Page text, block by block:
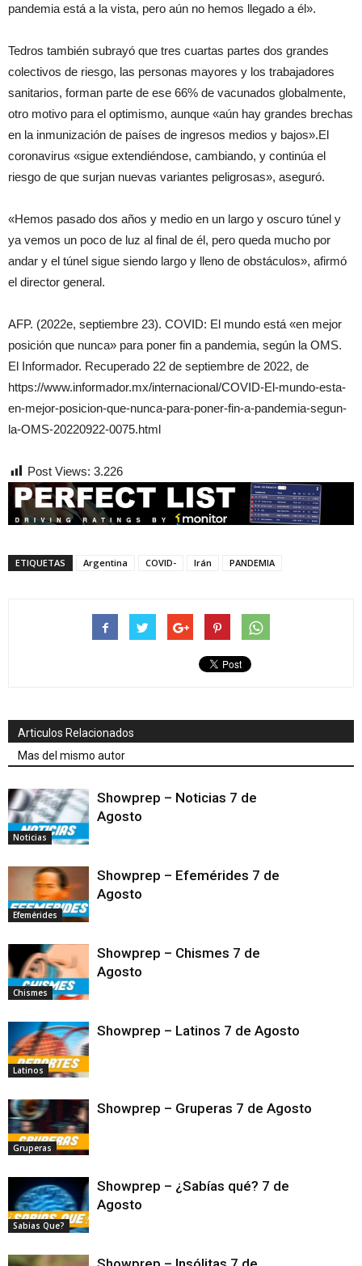
pandemia está a la vista, pero aún no hemos llegado a él».
Tedros también subrayó que tres cuartas partes dos grandes
colectivos de riesgo, las personas mayores y los trabajadores
sanitarios, forman parte de ese 66% de vacunados globalmente,
otro motivo para el optimismo, aunque «aún hay grandes brechas
en la inmunización de países de ingresos medios y bajos».El
coronavirus «sigue extendiéndose, cambiando, y continúa el
riesgo de que surjan nuevas variantes peligrosas», aseguró.
«Hemos pasado dos años y medio en un largo y oscuro túnel y
ya vemos un poco de luz al final de él, pero queda mucho por
andar y el túnel sigue siendo largo y lleno de obstáculos», afirmó
el director general.
AFP. (2022e, septiembre 23). COVID: El mundo está «en mejor
posición que nunca» para poner fin a pandemia, según la OMS.
El Informador. Recuperado 22 de septiembre de 2022, de
https://www.informador.mx/internacional/COVID-El-mundo-esta-
en-mejor-posicion-que-nunca-para-poner-fin-a-pandemia-segun-
la-OMS-20220922-0075.html
Post Views: 3.226
ETIQUETAS Argentina COVID- Irán PANDEMIA
Articulos Relacionados
Mas del mismo autor
Noticias
Showprep – Noticias 7 de
Agosto
Efemérides
Showprep – Efemérides 7 de
Agosto
Chismes
Showprep – Chismes 7 de
Agosto
Latinos
Showprep – Latinos 7 de Agosto
Gruperas
Showprep – Gruperas 7 de Agosto
Sabias Que?
Showprep – ¿Sabías qué? 7 de
Agosto